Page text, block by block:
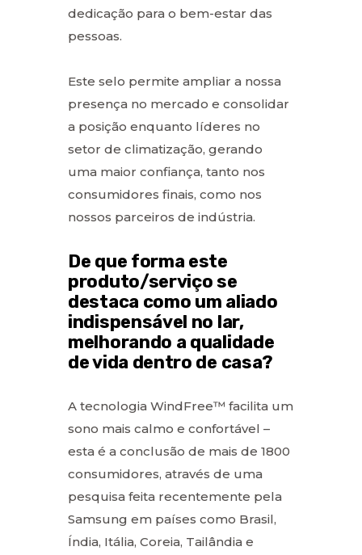
dedicação para o bem-estar das
pessoas.
Este selo permite ampliar a nossa
presença no mercado e consolidar
a posição enquanto líderes no
setor de climatização, gerando
uma maior confiança, tanto nos
consumidores finais, como nos
nossos parceiros de indústria.
De que forma este
produto/serviço se
destaca como um aliado
indispensável no lar,
melhorando a qualidade
de vida dentro de casa?
A tecnologia WindFree™ facilita um
sono mais calmo e confortável –
esta é a conclusão de mais de 1800
consumidores, através de uma
pesquisa feita recentemente pela
Samsung em países como Brasil,
Índia, Itália, Coreia, Tailândia e